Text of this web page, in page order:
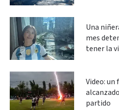
Una
mes
tener la
Video:
partido